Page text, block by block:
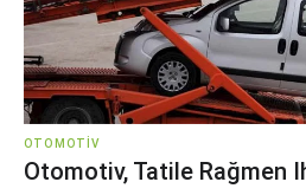
OTOMOTIV
Otomotiv, Tatile Rağmen